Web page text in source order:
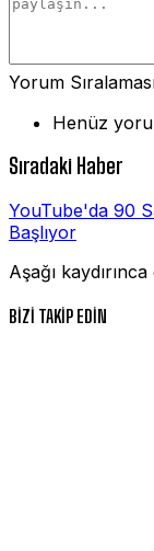
Yorum
Henüz
Sıradaki Haber
YouTube'da 90
Başlıyor
Aşağı
BİZİ TAKİP EDİN